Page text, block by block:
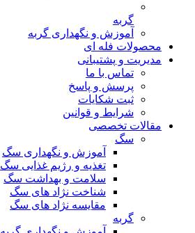
گربه
آموزش و نگهداری گربه
محصولات فله ای
مدیریت و پشتیبانی
تماس با ما
پرسش و پاسخ
ثبت شکایات
شرایط و قوانین
مقالات تخصصی
سگ
آموزش و نگهداری سگ
تغذیه و رژیم غذایی سگ
سلامت و بهداشت سگ
شناخت نژاد های سگ
مقایسه نژاد های سگ
گربه